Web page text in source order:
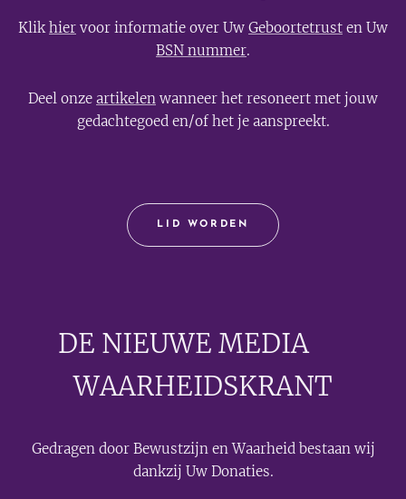
Klikhier voor informatie over Uw Geboortetrust en Uw
BSN nummer.
Deel onze artikelen wanneer het resoneert met jouw
gedachtegoed en/of het je aanspreekt.
LID WORDEN
DE NIEUWE MEDIA🟣
WAARHEIDSKRANT
Gedragen door Bewustzijn en Waarheid bestaan wij
dankzij Uw Donaties.